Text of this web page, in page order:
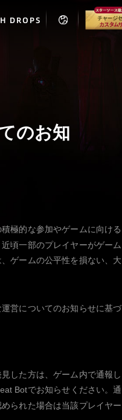
DROPS
のお知
極的な参加やゲームに向ける
頃一部のプレイヤーがゲーム
ゲームの公平性を損ない、大
営についてのお知らせに基づ
した方は、ゲーム内で通報し
Botでお知らせください。通
られた場合は当該プレイヤー